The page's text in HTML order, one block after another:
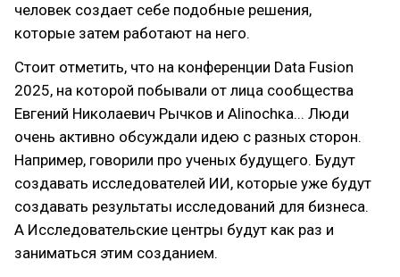
человек создает себе подобные решения,
которые затем работают на него.
Стоит отметить, что на конференции Data Fusion
2025, на которой побывали от лица сообщества
Евгений Николаевич Рычков и Alinochка... Люди
очень активно обсуждали идею с разных сторон.
Например, говорили про ученых будущего. Будут
создавать исследователей ИИ, которые уже будут
создавать результаты исследований для бизнеса.
А Исследовательские центры будут как раз и
заниматься этим созданием.